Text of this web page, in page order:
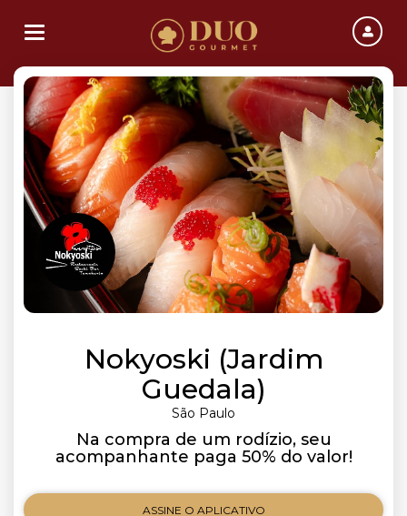
Toggle navigation
Nokyoski (Jardim
Guedala)
São Paulo
Na compra de um rodízio, seu
acompanhante paga 50% do valor!
ASSINE O APLICATIVO